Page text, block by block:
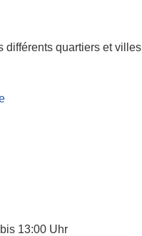
différents quartiers et villes
13:00 Uhr